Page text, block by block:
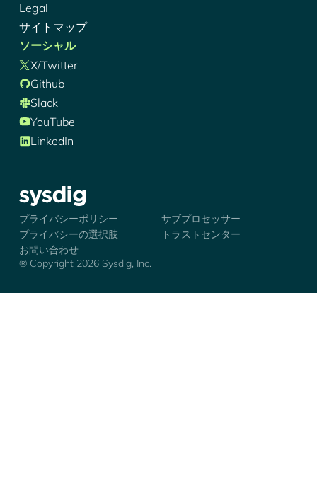
Legal
サイトマップ
ソーシャル
X/Twitter
Github
Slack
YouTube
LinkedIn
シズディグ-ロゴ
® Copyright 2026 Sysdig, Inc.
プライバシーポリシー
サブプロセッサー
プライバシーの選択肢
トラストセンター
お問い合わせ